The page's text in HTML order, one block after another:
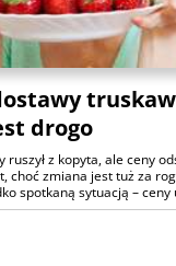
drogo
ruszył z kopyta, ale ceny
choć zmiana jest tuż za
spotkaną sytuacją –